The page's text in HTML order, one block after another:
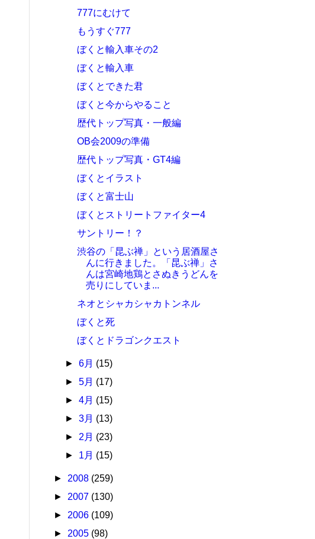
777にむけて
もうすぐ777
ぼくと輸入車その2
ぼくと輸入車
ぼくとできた君
ぼくと今からやること
歴代トップ写真・一般編
OB会2009の準備
歴代トップ写真・GT4編
ぼくとイラスト
ぼくと富士山
ぼくとストリートファイター4
サントリー！？
渋谷の「昆ぶ禅」という居酒屋さ
んに行きました。「昆ぶ禅」さ
んは宮崎地鶏とさぬきうどんを
売りにしていま...
ネオとシャカシャカトンネル
ぼくと死
ぼくとドラゴンクエスト
►6月 (15)
►5月 (17)
►4月 (15)
►3月 (13)
► 2月 (23)
► 1月 (15)
► 2008 (259)
► 2007 (130)
► 2006 (109)
► 2005 (98)